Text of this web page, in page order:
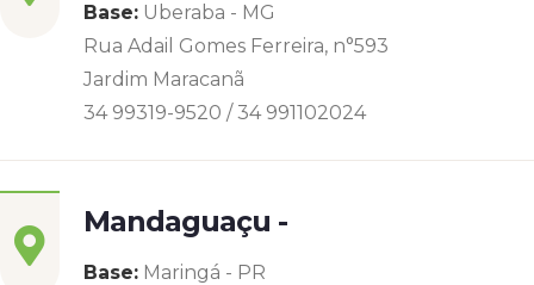
Base: Uberaba - MG
Rua Adail Gomes Ferreira, n°593
Jardim Maracanã
34 99319-9520 / 34 991102024
Mandaguaçu -
Base: Maringá - PR